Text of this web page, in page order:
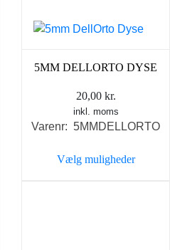
5MM DELLORTO DYSE
20,00 kr.
inkl. moms
Varenr: 5MMDELLORTO
Vælg muligheder